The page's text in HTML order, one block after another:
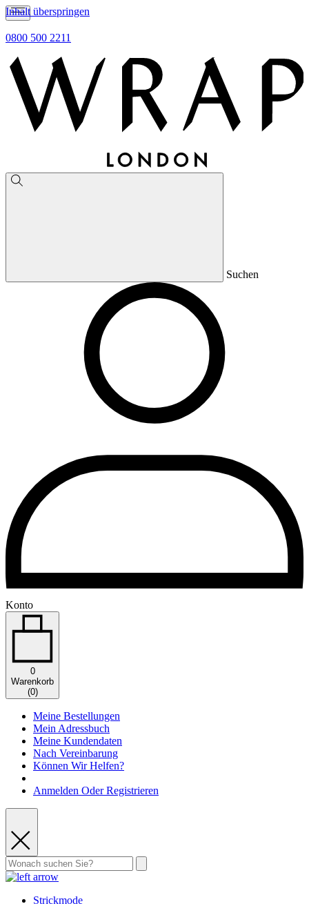
Inhalt überspringen
0800 500 2211
Suchen
Konto
0
Warenkorb
(0)
Meine Bestellungen
Mein Adressbuch
Meine Kundendaten
Nach Vereinbarung
Können Wir Helfen?
Anmelden Oder Registrieren
Strickmode